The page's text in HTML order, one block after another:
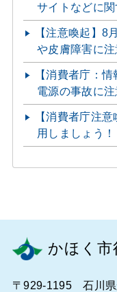
サイトなどに
【注意喚起】8
や皮膚障害に注
【消費者庁：
電源の事故に注
【消費者庁注
用しましょう！
かほく市
〒929-1195 石川県